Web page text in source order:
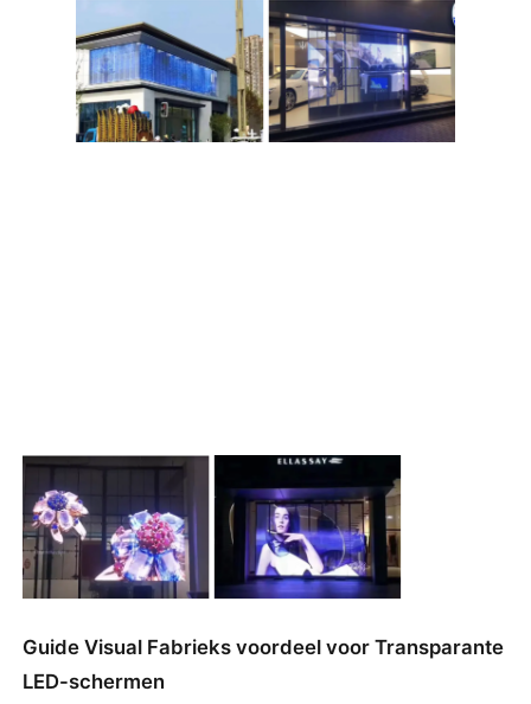
Guide Visual Fabrieks voordeel voor Transparante
LED-schermen